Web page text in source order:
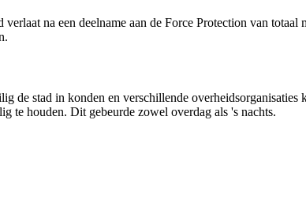
na een deelname aan de Force Protection van
stad in konden en verschillende overheidsorganisaties
te houden. Dit gebeurde zowel overdag als 's nachts.